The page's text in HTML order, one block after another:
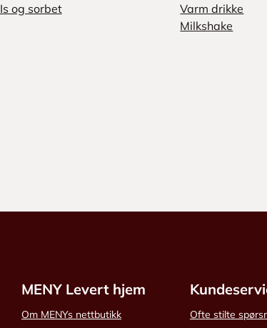
Is og sorbet
Varm drikke
Milkshake
MENY Levert hjem
Om MENYs nettbutikk Ofte stilte